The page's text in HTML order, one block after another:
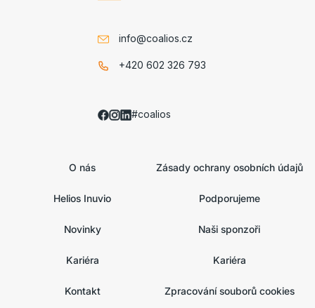
info@coalios.cz
+420 602 326 793
#coalios
O nás
Helios Inuvio
Novinky
Kariéra
Kontakt
Zásady ochrany osobních údajů
Podporujeme
Naši sponzoři
Kariéra
Zpracování souborů cookies